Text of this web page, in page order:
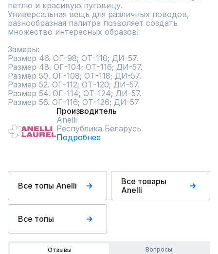
петлю и красивую пуговицу.
Универсальная вещь для различных поводов,
разнообразная палитра позволяет создать
множество интересных образов!
Замеры:
Размер 46. ОГ-98; ОТ-110; ДИ-57.
Размер 48. ОГ-104; ОТ-116; ДИ-57.
Размер 50. ОГ-108; ОТ-118; ДИ-57.
Размер 52. ОГ-112; ОТ-120; ДИ-57.
Размер 54. ОГ-114; ОТ-124; ДИ-57.
Размер 56. ОГ-116; ОТ-126; ДИ-57
Производитель
Anelli
Республика Беларусь
Подробнее
Все топы Anelli
Все товары
Anelli
Все топы
Отзывы Вопросы